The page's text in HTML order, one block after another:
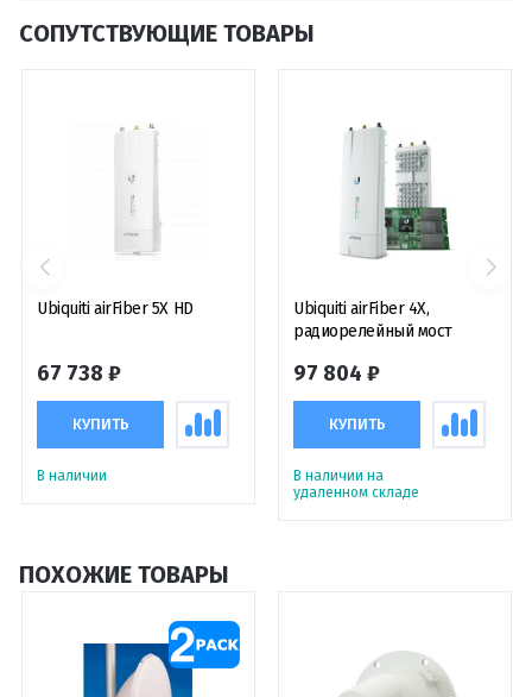
СОПУТСТВУЮЩИЕ ТОВАРЫ
Ubiquiti airFiber 5X HD
67 738 ₽
КУПИТЬ
В наличии
Ubiquiti airFiber 4X,
радиорелейный мост
97 804 ₽
КУПИТЬ
В наличии на
удаленном складе
ПОХОЖИЕ ТОВАРЫ